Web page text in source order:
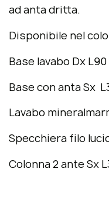
ad anta dritta.
Disponibile nel
Base lavabo Dx
Base con anta Sx
Lavabo
Specchiera filo
Colonna 2 ante Sx